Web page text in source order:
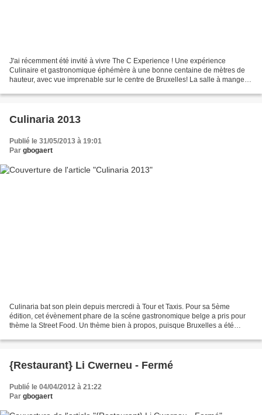
J'ai récemment été invité à vivre The C Experience ! Une expérience
Culinaire et gastronomique éphémère à une bonne centaine de mètres de
hauteur, avec vue imprenable sur le centre de Bruxelles! La salle à manger
Culinaria 2013
Publié le 31/05/2013 à 19:01
Par gbogaert
Culinaria bat son plein depuis mercredi à Tour et Taxis. Pour sa 5ème
édition, cet évènement phare de la scéne gastronomique belge a pris pour
thème la Street Food. Un thème bien à propos, puisque Bruxelles a été
{Restaurant} Li Cwerneu - Fermé
Publié le 04/04/2012 à 21:22
Par gbogaert